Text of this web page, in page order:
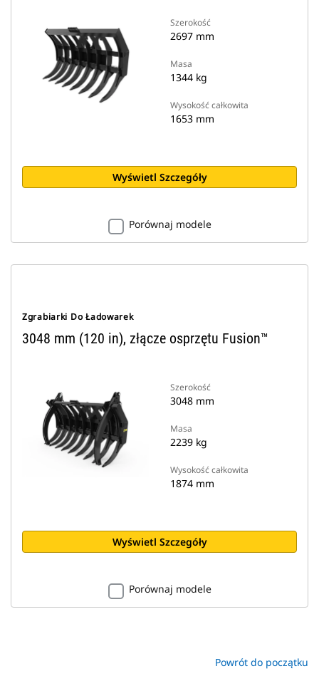
Szerokość
2697 mm
Masa
1344 kg
Wysokość całkowita
1653 mm
Wyświetl Szczegóły
Porównaj modele
Zgrabiarki Do Ładowarek
3048 mm (120 in), złącze osprzętu Fusion™
Szerokość
3048 mm
Masa
2239 kg
Wysokość całkowita
1874 mm
Wyświetl Szczegóły
Porównaj modele
Powrót do początku